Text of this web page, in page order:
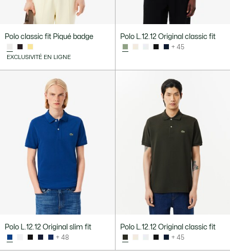
Polo classic fit Piqué badge
EXCLUSIVITÉ EN LIGNE
Polo L.12.12 Original classic fit
+ 45
Polo L.12.12 Original slim fit
+ 48
Polo L.12.12 Original classic fit
+ 45